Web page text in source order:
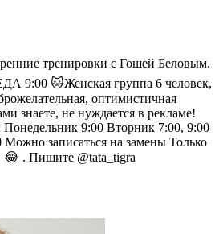
тренировки с Гошей Беловым.
9:00 🐱Женская группа 6 человек,
оптимистичная
знаете, не нуждается в рекламе!
Понедельник 9:00 Вторник 7:00, 9:00
записаться на замены Только
😂 . Пишите @tata_tigra